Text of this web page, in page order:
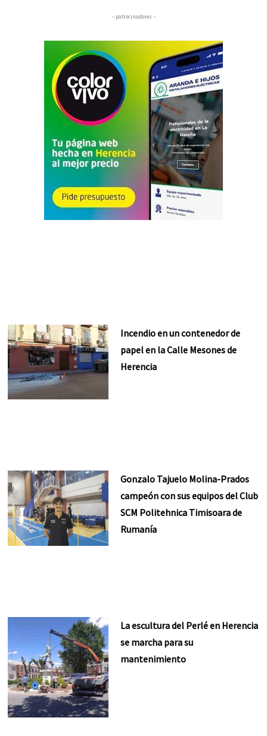
– patrocinadores –
Incendio en un contenedor de
papel en la Calle Mesones de
Herencia
Gonzalo Tajuelo Molina-Prados
campeón con sus equipos del Club
SCM Politehnica Timisoara de
Rumanía
La escultura del Perlé en Herencia
se marcha para su
mantenimiento